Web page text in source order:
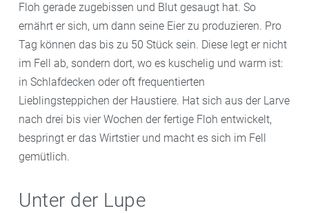
Floh gerade zugebissen und Blut gesaugt hat. So
ernährt er sich, um dann seine Eier zu produzieren. Pro
Tag können das bis zu 50 Stück sein. Diese legt er nicht
im Fell ab, sondern dort, wo es kuschelig und warm ist:
in Schlafdecken oder oft frequentierten
Lieblingsteppichen der Haustiere. Hat sich aus der Larve
nach drei bis vier Wochen der fertige Floh entwickelt,
bespringt er das Wirtstier und macht es sich im Fell
gemütlich.
Unter der Lupe